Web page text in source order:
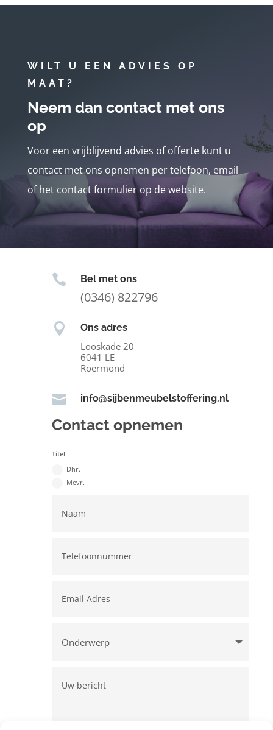
WILT U EEN ADVIES OP
MAAT?
Neem dan contact met ons
op
Voor een vrijblijvend advies of offerte kunt u
contact met ons opnemen per telefoon, email
of het contact formulier op de website.
 Bel met ons
(0346) 822796
 Ons adres
Looskade 20
6041 LE
Roermond
 info@sijbenmeubelstoffering.nl
Contact opnemen
Titel
Dhr.
Mevr.